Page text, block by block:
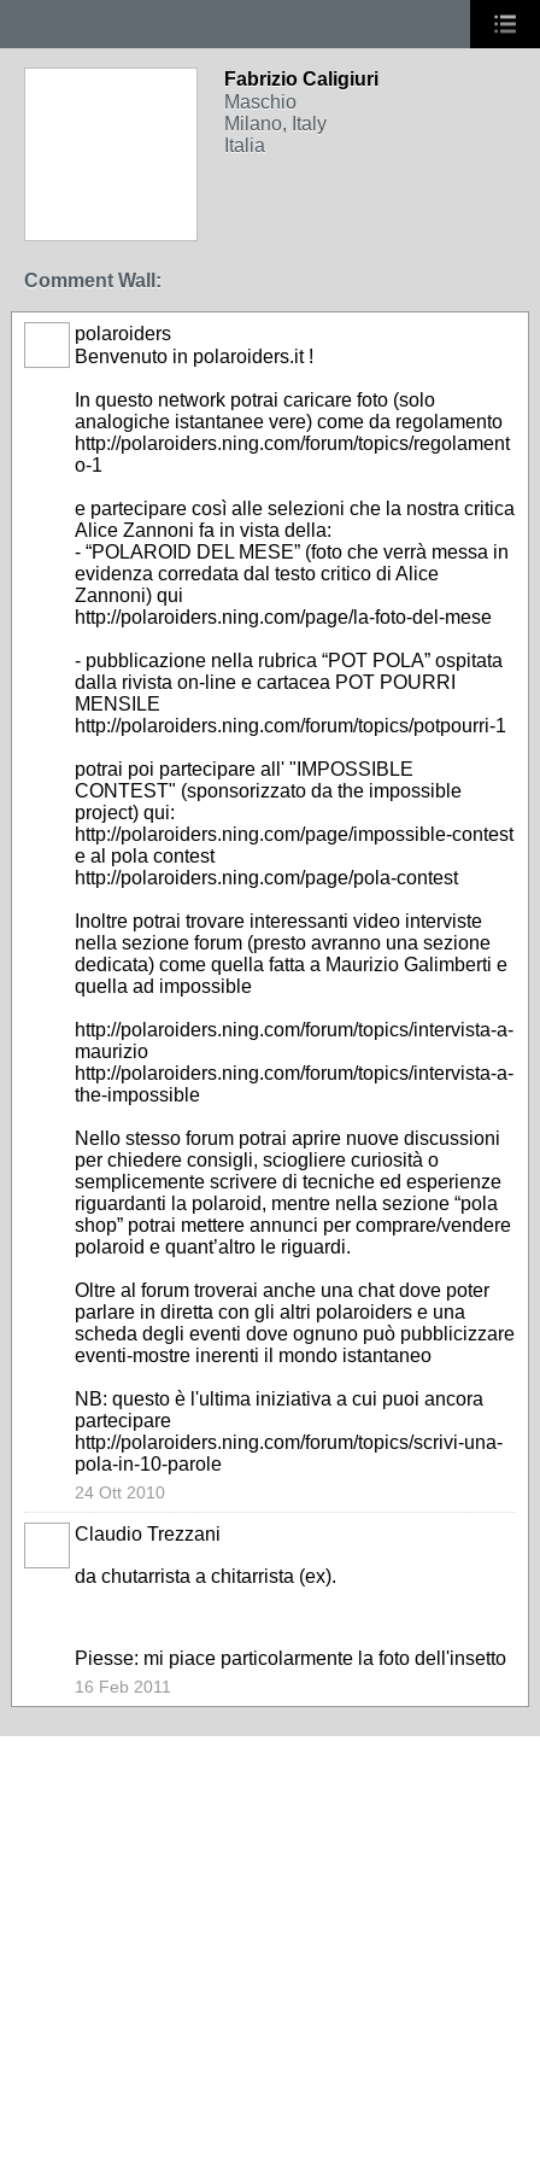
Fabrizio Caligiuri
Maschio
Milano, Italy
Italia
Comment Wall:
polaroiders
Benvenuto in polaroiders.it !
In questo network potrai caricare foto (solo
analogiche istantanee vere) come da regolamento
http://polaroiders.ning.com/forum/topics/regolament
o-1
e partecipare così alle selezioni che la nostra critica
Alice Zannoni fa in vista della:
- “POLAROID DEL MESE” (foto che verrà messa in
evidenza corredata dal testo critico di Alice
Zannoni) qui
http://polaroiders.ning.com/page/la-foto-del-mese
- pubblicazione nella rubrica “POT POLA” ospitata
dalla rivista on-line e cartacea POT POURRI
MENSILE
http://polaroiders.ning.com/forum/topics/potpourri-1
potrai poi partecipare all' "IMPOSSIBLE
CONTEST" (sponsorizzato da the impossible
project) qui:
http://polaroiders.ning.com/page/impossible-contest
e al pola contest
http://polaroiders.ning.com/page/pola-contest
Inoltre potrai trovare interessanti video interviste
nella sezione forum (presto avranno una sezione
dedicata) come quella fatta a Maurizio Galimberti e
quella ad impossible
http://polaroiders.ning.com/forum/topics/intervista-a-
maurizio
http://polaroiders.ning.com/forum/topics/intervista-a-
the-impossible
Nello stesso forum potrai aprire nuove discussioni
per chiedere consigli, sciogliere curiosità o
semplicemente scrivere di tecniche ed esperienze
riguardanti la polaroid, mentre nella sezione “pola
shop” potrai mettere annunci per comprare/vendere
polaroid e quant’altro le riguardi.
Oltre al forum troverai anche una chat dove poter
parlare in diretta con gli altri polaroiders e una
scheda degli eventi dove ognuno può pubblicizzare
eventi-mostre inerenti il mondo istantaneo
NB: questo è l'ultima iniziativa a cui puoi ancora
partecipare
http://polaroiders.ning.com/forum/topics/scrivi-una-
pola-in-10-parole
24 Ott 2010
Claudio Trezzani
da chutarrista a chitarrista (ex).
Piesse: mi piace particolarmente la foto dell'insetto
16 Feb 2011